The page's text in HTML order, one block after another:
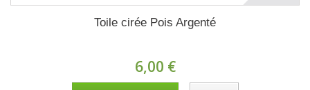
Toile cirée Pois Argenté
6,00 €